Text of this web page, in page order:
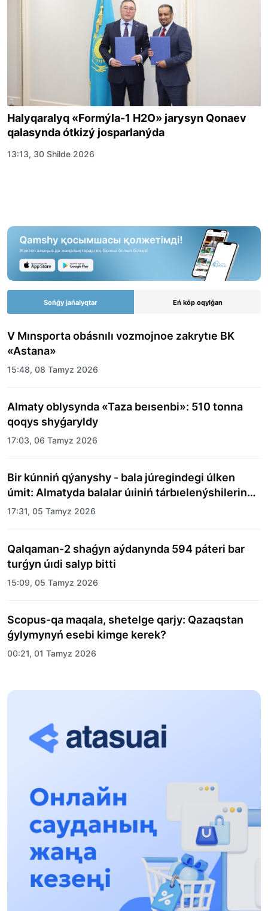
Halyqaralyq «Formýla-1 H2O» jarysyn Qonaev
qalasynda ótkizý josparlanýda
13:13, 30 Shilde 2026
Sońǵy jańalyqtar Eń kóp oqylǵan
V Mınsporta obásnılı vozmojnoe zakrytıe BK
«Astana»
15:48, 08 Tamyz 2026
Almaty oblysynda «Taza beısenbi»: 510 tonna
qoqys shyǵaryldy
17:03, 06 Tamyz 2026
Bir kúnniń qýanyshy - bala júregindegi úlken
úmit: Almatyda balalar úıiniń tárbıelenýshilerine
merekelik kún uıymdastyryldy
17:31, 05 Tamyz 2026
Qalqaman-2 shaǵyn aýdanynda 594 páteri bar
turǵyn úıdi salyp bitti
15:09, 05 Tamyz 2026
Scopus-qa maqala, shetelge qarjy: Qazaqstan
ǵylymynyń esebi kimge kerek?
00:21, 01 Tamyz 2026
«Zań kerýeni» jobasy: Abaı oblysynda quqyqtyq
17:31, 31 Shilde 2026
13:13, 30 Shilde 2026
Asqat Asylbekov: Kúshti bılikke kúshti tulǵalar
kerek!
12:01, 28 Shilde 2026
Abzal Dostıar: Dýman Muhametkárimdi Almaty